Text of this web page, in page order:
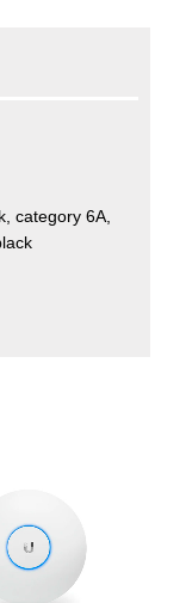
category 6A,